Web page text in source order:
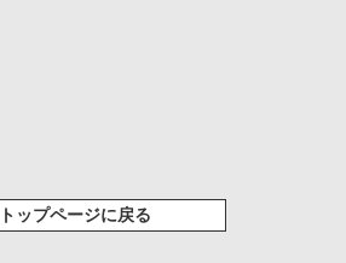
トップページに戻る